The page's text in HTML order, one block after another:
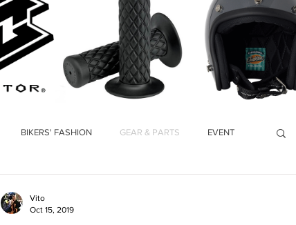
BIKERS' FASHION GEAR & PARTS EVENT
Vito
Oct 15, 2019